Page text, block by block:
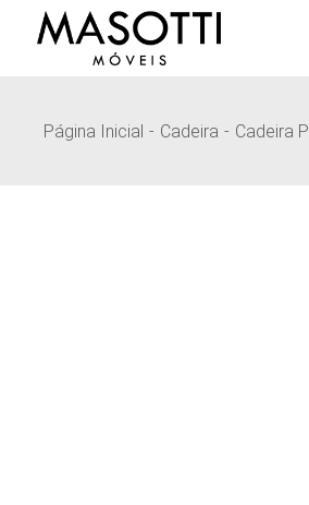
Página Inicial Cadeira Cadeira